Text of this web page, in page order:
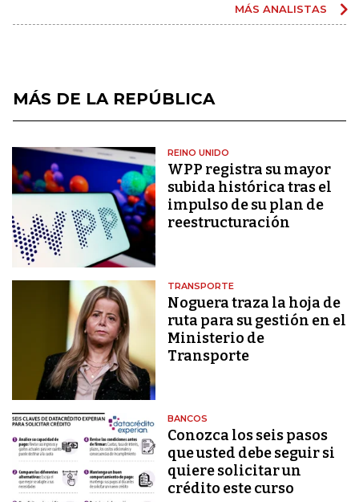
MÁS ANALISTAS
MÁS DE LA REPÚBLICA
REINO UNIDO
WPP registra su mayor
subida histórica tras el
impulso de su plan de
reestructuración
TRANSPORTE
Noguera traza la hoja de
ruta para su gestión en el
Ministerio de
Transporte
BANCOS
Conozca los seis pasos
que usted debe seguir si
quiere solicitar un
crédito este curso